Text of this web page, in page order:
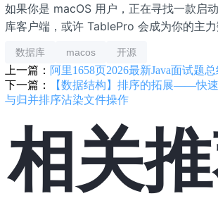
如果你是 macOS 用户，正在寻找一款启
库客户端，或许 TablePro 会成为你的主力
数据库 macos 开源
上一篇： 阿里1658页2026最新Java面试题总
下一篇：
【数据结构】排序的拓展——快
与归并排序沾染文件操作
相关